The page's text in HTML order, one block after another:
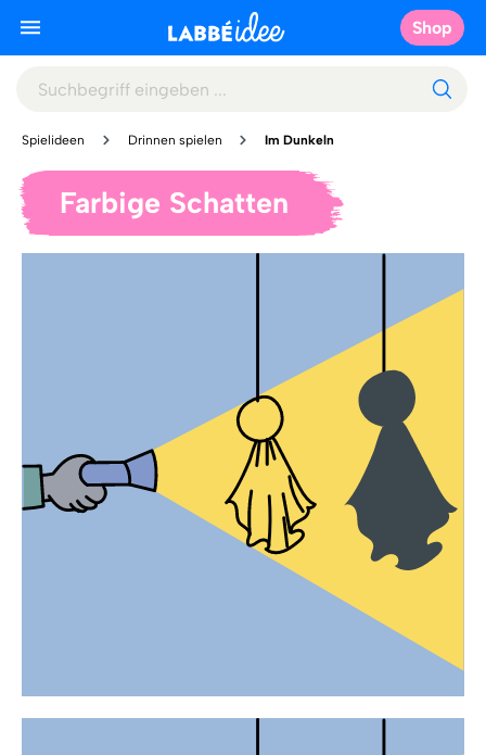
Shop
Spielideen Drinnen spielen Im Dunkeln
Farbige Schatten